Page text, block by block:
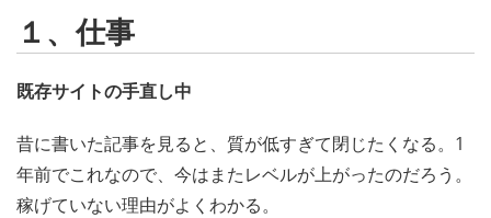
１、仕事
既存サイトの手直し中
昔に書いた記事を見ると、質が低すぎて閉じたくなる。1
年前でこれなので、今はまたレベルが上がったのだろう。
稼げていない理由がよくわかる。